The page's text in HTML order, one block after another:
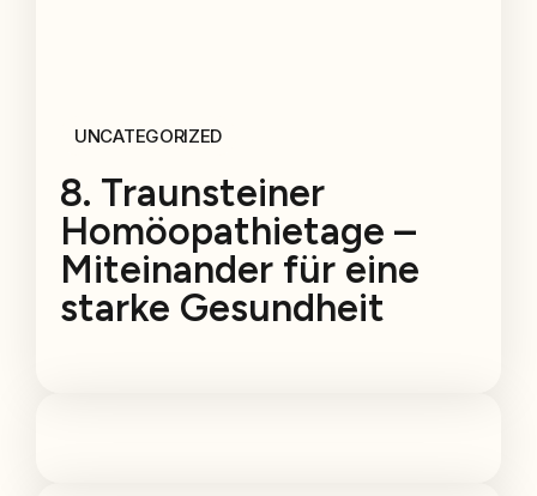
UNCATEGORIZED
8. Traunsteiner
Homöopathietage –
Miteinander für eine
starke Gesundheit